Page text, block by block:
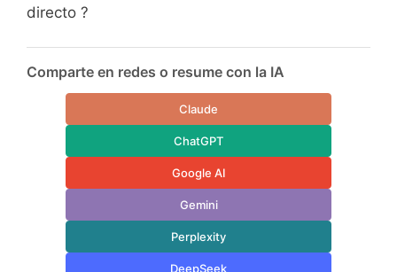
directo ?
Comparte en redes o resume con la IA
Claude
ChatGPT
Google AI
Gemini
Perplexity
DeepSeek